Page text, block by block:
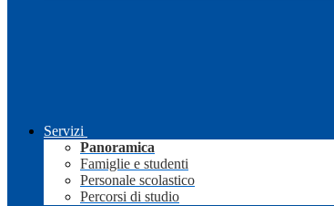
Servizi
Panoramica
Famiglie e studenti
Personale scolastico
Percorsi di studio